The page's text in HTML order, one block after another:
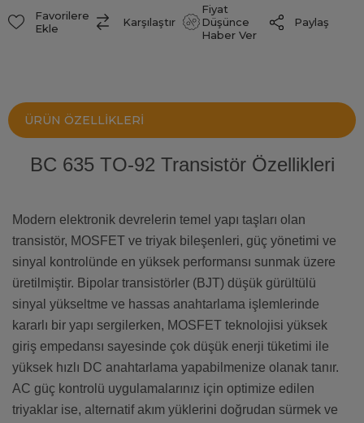
Favorilere
Ekle
Karşılaştır
Fiyat
Düşünce
Haber Ver
Paylaş
ÜRÜN ÖZELLIKLERI
BC 635 TO-92 Transistör Özellikleri
Modern elektronik devrelerin temel yapı taşları olan
transistör, MOSFET ve triyak bileşenleri, güç yönetimi ve
sinyal kontrolünde en yüksek performansı sunmak üzere
üretilmiştir. Bipolar transistörler (BJT) düşük gürültülü
sinyal yükseltme ve hassas anahtarlama işlemlerinde
kararlı bir yapı sergilerken, MOSFET teknolojisi yüksek
giriş empedansı sayesinde çok düşük enerji tüketimi ile
yüksek hızlı DC anahtarlama yapabilmenize olanak tanır.
AC güç kontrolü uygulamalarınız için optimize edilen
triyaklar ise, alternatif akım yüklerini doğrudan sürmek ve